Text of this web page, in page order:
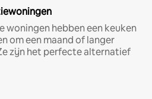
woningen hebben een keuken
om een maand of langer
zijn het perfecte alternatief